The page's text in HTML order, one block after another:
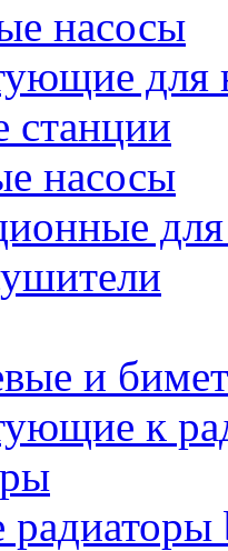
насосы
для
станции
насосы
для
и
к
радиаторы